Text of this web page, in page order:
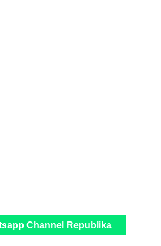
Channel Republika